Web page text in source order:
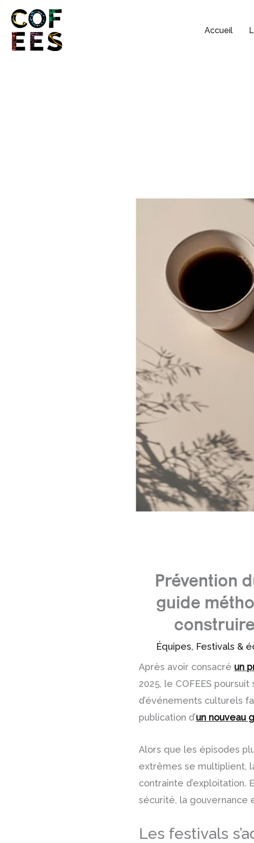
Accueil
Prévention
guide
Équipes, Festivals &
Après avoir consacré un
2025, le COFEES
d’événements culturels
publication d’un nouveau
Alors que les épisodes
extrêmes se multiplient,
contrainte d’exploitation.
sécurité, la gouvernance
Les festivals